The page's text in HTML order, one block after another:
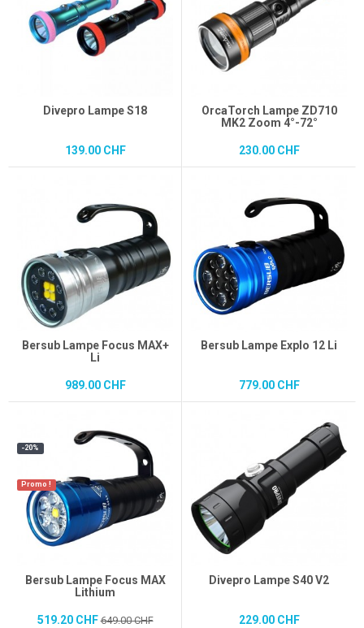
Divepro Lampe S18
139.00 CHF
OrcaTorch Lampe ZD710
MK2 Zoom 4°-72°
230.00 CHF
Bersub Lampe Focus MAX+
Li
989.00 CHF
Bersub Lampe Explo 12 Li
779.00 CHF
Promo !
Bersub Lampe Focus MAX
Lithium
519.20 CHF649.00 CHF
-20%
Divepro Lampe S40 V2
229.00 CHF